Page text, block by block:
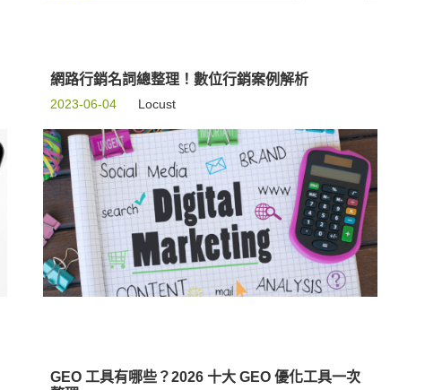
網路行銷名詞總整理！數位行銷案例解析
2023-06-04 Locust
GEO 工具有哪些？2026 十大 GEO 優化工具一次